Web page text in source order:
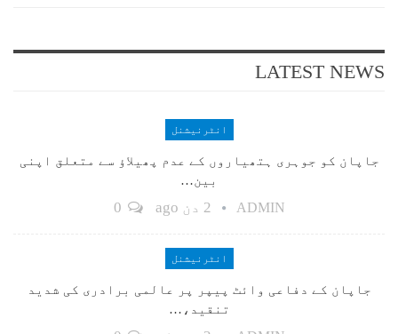
LATEST NEWS
انٹرنیشنل
جاپان کو جوہری ہتھیاروں کے عدم پھیلاؤ سے متعلق اپنی
بین…
ADMIN 2 دن ago
انٹرنیشنل
جاپان کے دفاعی وائٹ پیپر پر عالمی برادری کی شدید
تنقید،…